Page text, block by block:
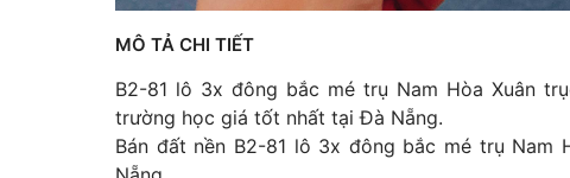
MÔ TẢ CHI TIẾT
B2-81 lô 3x đông bắc mé trụ Nam Hòa Xuân
trường học giá tốt nhất tại Đà Nẵng.
Bán đất nền B2-81 lô 3x đông bắc mé trụ